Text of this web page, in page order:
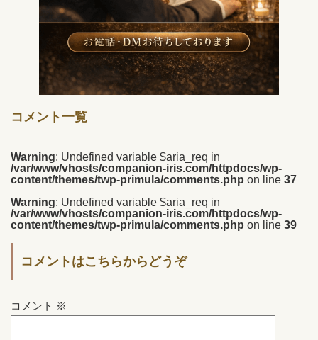
コメント一覧
Warning: Undefined variable $aria_req in
/var/www/vhosts/companion-iris.com/httpdocs/wp-
content/themes/twp-primula/comments.php on line 37
Warning: Undefined variable $aria_req in
/var/www/vhosts/companion-iris.com/httpdocs/wp-
content/themes/twp-primula/comments.php on line 39
コメントはこちらからどうぞ
コメント ※